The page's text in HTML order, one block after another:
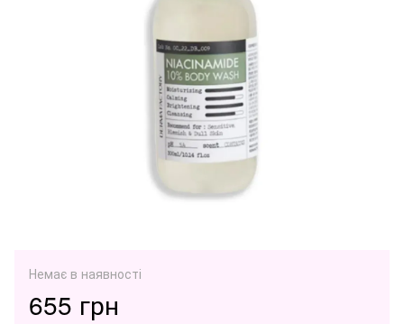
Немає в наявності
655 грн